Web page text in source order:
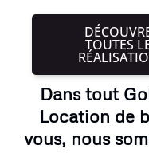
TOUTES
Dans tout
Location de
vous, nous